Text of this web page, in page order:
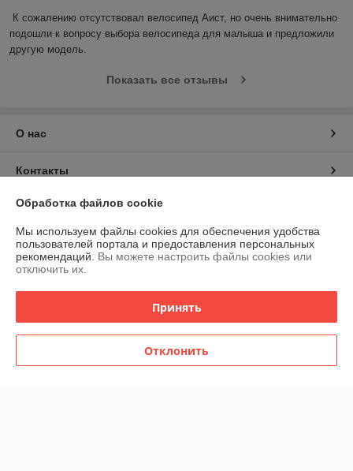
К сожалению отсутствовал велосипед Аист, но очень внимательно
подошли к вопросу выбора велосипеда для малыша и предложили
другую модель.
Показать все отзывы
О нас
Контакты
Доставка и оплата
График работы
Политика обработки cookies
Сайт создан на платформе Deal.by
Обработка файлов cookie
Мы используем файлы cookies для обеспечения удобства
пользователей портала и предоставления персональных
рекомендаций. Вы можете настроить файлы cookies или
отключить их.
Принять
Отклонить